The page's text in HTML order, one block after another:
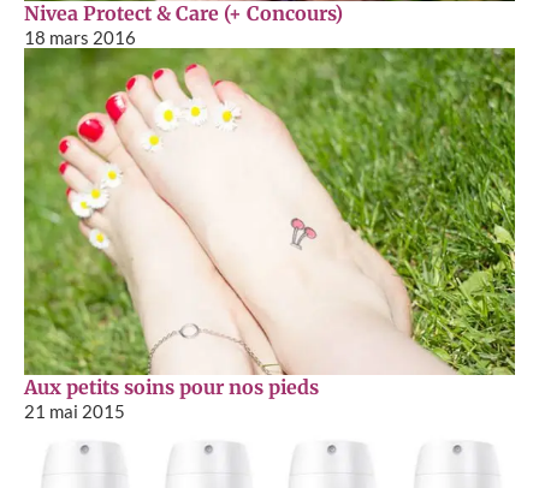
Nivea Protect & Care (+ Concours)
18 mars 2016
Aux petits soins pour nos pieds
21 mai 2015